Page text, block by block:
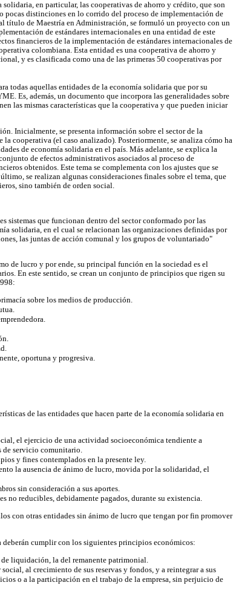
en particular, las cooperativas de ahorro y crédito, que son
pocas distinciones en lo corrido del proceso de implementación de
título de Maestría en Administración, se formuló un proyecto con un
de estándares internacionales en una entidad de este
financieros de la implementación de estándares internacionales de
colombiana. Esta entidad es una cooperativa de ahorro y
y es clasificada como una de las primeras 50 cooperativas por
todas aquellas entidades de la economía solidaria que por su
Es, además, un documento que incorpora las generalidades sobre
las mismas características que la cooperativa y que pueden iniciar
Inicialmente, se presenta información sobre el sector de la
cooperativa (el caso analizado). Posteriormente, se analiza cómo ha
de economía solidaria en el país. Más adelante, se explica la
de efectos administrativos asociados al proceso de
obtenidos. Este tema se complementa con los ajustes que se
se realizan algunas consideraciones finales sobre el tema, que
sino también de orden social.
sistemas que funcionan dentro del sector conformado por las
solidaria, en el cual se relacionan las organizaciones definidas por
las juntas de acción comunal y los grupos de voluntariado"
de lucro y por ende, su principal función en la sociedad es el
En este sentido, se crean un conjunto de principios que rigen su
sobre los medios de producción.
oportuna y progresiva.
de las entidades que hacen parte de la economía solidaria en
el ejercicio de una actividad socioeconómica tendiente a
de servicio comunitario.
y fines contemplados en la presente ley.
la ausencia de ánimo de lucro, movida por la solidaridad, el
sin consideración a sus aportes.
no reducibles, debidamente pagados, durante su existencia.
con otras entidades sin ánimo de lucro que tengan por fin promover
cumplir con los siguientes principios económicos:
liquidación, la del remanente patrimonial.
al crecimiento de sus reservas y fondos, y a reintegrar a sus
o a la participación en el trabajo de la empresa, sin perjuicio de